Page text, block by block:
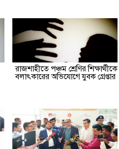
রাজশাহীতে পঞ্চম শ্রেণির শিক্ষার্থীকে
বলাৎকারের অভিযোগে যুবক গ্রেপ্তার